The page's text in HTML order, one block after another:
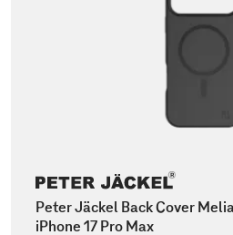
Peter Jäckel Back Cover
iPhone 17 Pro Max